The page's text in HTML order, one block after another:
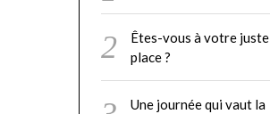
Êtes-vous à votre juste
place ?
Une journée qui vaut la